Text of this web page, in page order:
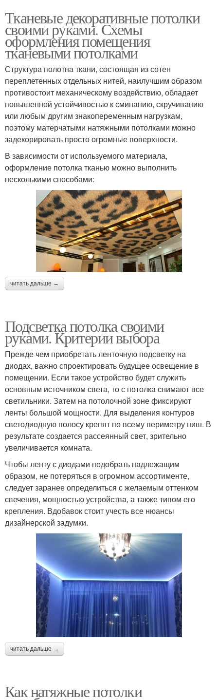
Тканевые декоративные потолки
своими руками. Схемы
оформления помещения
тканевыми потолками
Структура полотна ткани, состоящая из сотен
переплетенных отдельных нитей, наилучшим образом
противостоит механическому воздействию, обладает
повышенной устойчивостью к сминанию, скручиванию
или любым другим знакопеременным нагрузкам,
поэтому матерчатыми натяжными потолками можно
задекорировать просто огромные поверхности.
В зависимости от используемого материала,
оформление потолка тканью можно выполнить
несколькими способами:
читать дальше →
Подсветка потолка своими
руками. Критерии выбора
Прежде чем приобретать ленточную подсветку на
диодах, важно спроектировать будущее освещение в
помещении. Если такое устройство будет служить
основным источником света, то с потолка снимают все
светильники. Затем на потолочной зоне фиксируют
ленты большой мощности. Для выделения контуров
светодиодную полосу крепят по всему периметру ниш. В
результате создается рассеянный свет, зрительно
увеличивается комната.
Чтобы ленту с диодами подобрать надлежащим
образом, не потеряться в огромном ассортименте,
следует заранее определиться с желаемым оттенком
свечения, мощностью устройства, а также типом его
крепления. Вдобавок стоит учесть все нюансы
дизайнерской задумки.
читать дальше →
Как натяжные потолки